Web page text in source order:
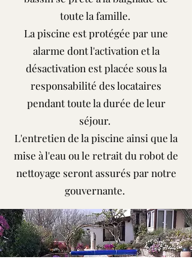
toute la famille.
La piscine est protégée par une
alarme dont l'activation et la
désactivation est placée sous la
responsabilité des locataires
pendant toute la durée de leur
séjour.
L'entretien de la piscine ainsi que la
mise à l'eau ou le retrait du robot de
nettoyage seront assurés par notre
gouvernante.